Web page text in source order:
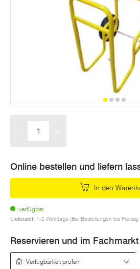
Online bestellen und liefern
In den
verfügbar
Lieferzeit: 1-2 Werktage (Bei Bestellungen bis Freitag
Reservieren und im